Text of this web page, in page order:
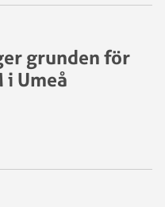
grunden för
i Umeå